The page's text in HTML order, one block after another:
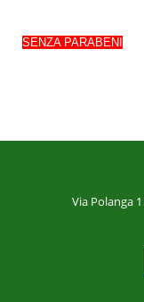
SENZA PARABENI
Via Polanga 1